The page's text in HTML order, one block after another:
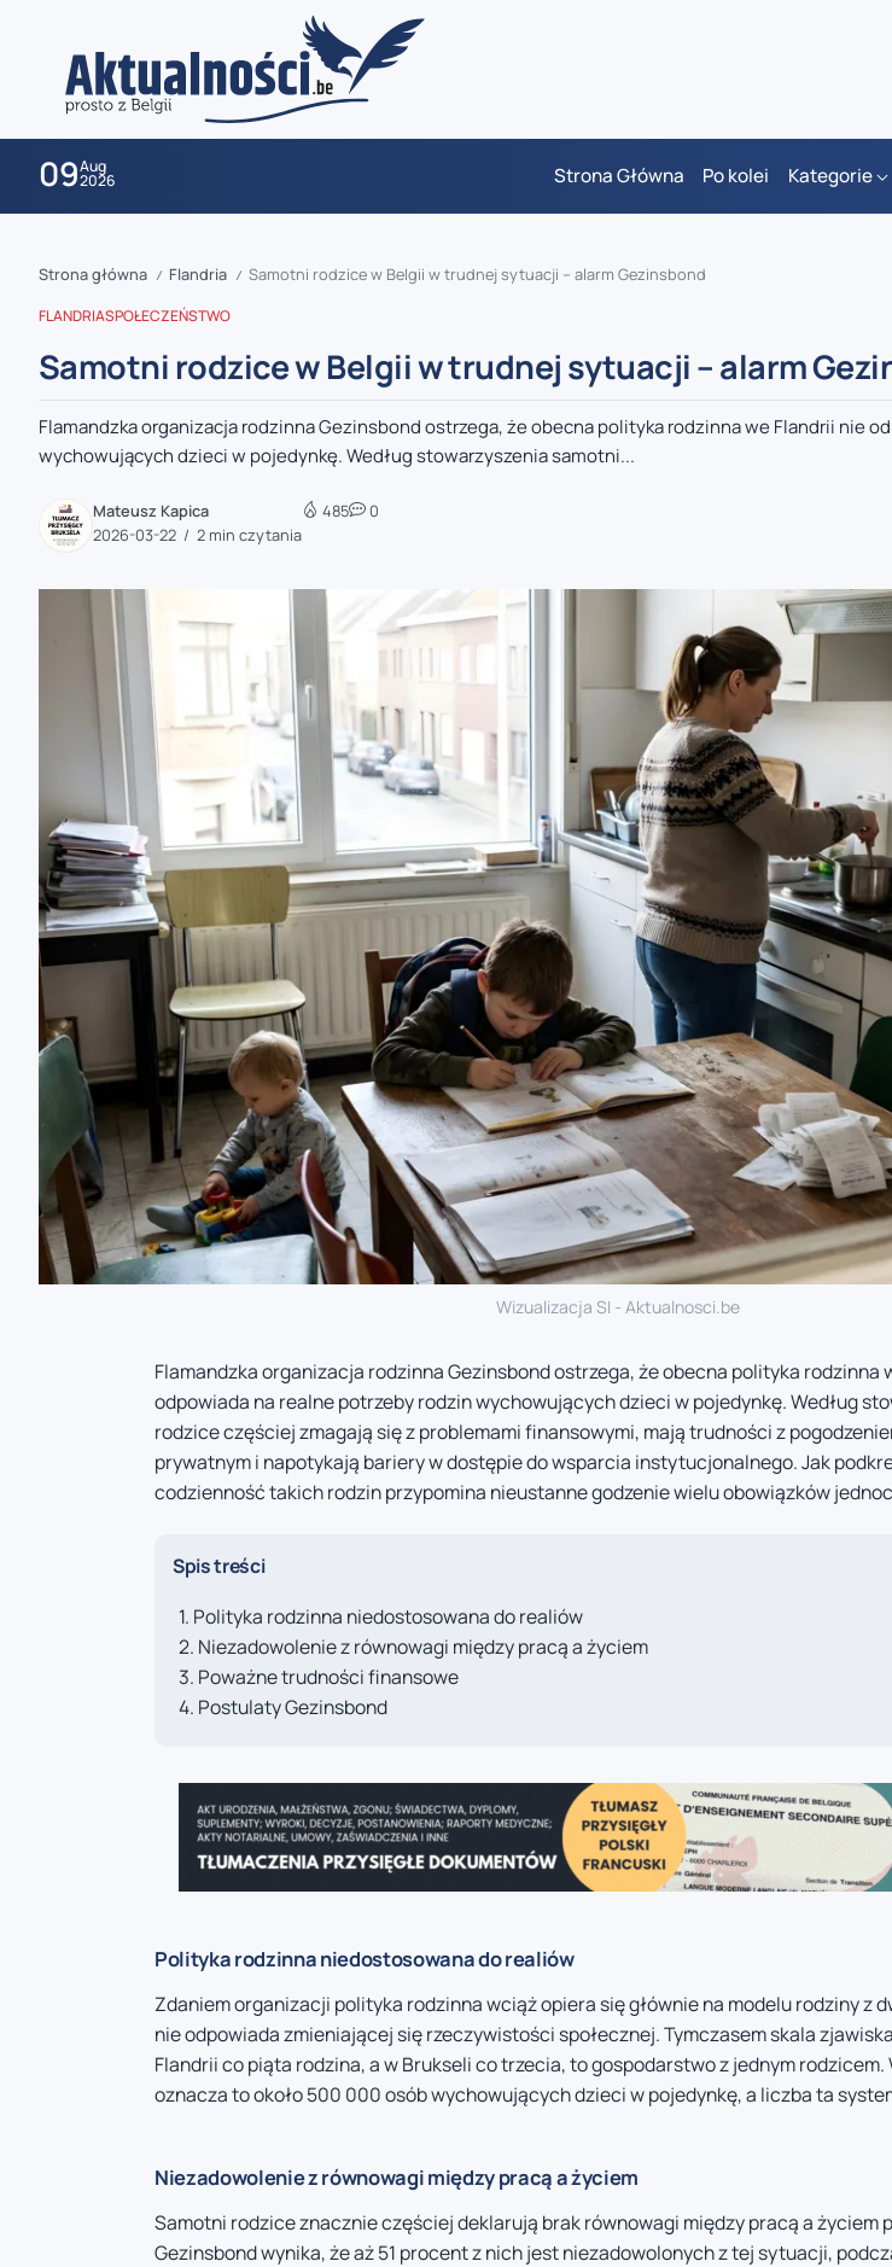
09Aug
2026 Strona Główna Po kolei Kategorie
zaobserwuj nas
zaobserwuj nas
zaobserwuj nas
zaobserwuj nas
zaobserwuj nas
Strona główna / Flandria / Samotni rodzice w Belgii w trudnej sytuacji – alarm Gezinsbond
FLANDRIASPOŁECZEŃSTWO
Samotni rodzice w Belgii w trudnej sytuacji – alarm
Flamandzka organizacja rodzinna Gezinsbond ostrzega, że obecna polityka rodzinna we Flandrii nie
wychowujących dzieci w pojedynkę. Według stowarzyszenia samotni...
Mateusz Kapica
2026-03-22
2 min czytania
485 0
Wizualizacja SI - Aktualnosci.be
Flamandzka organizacja rodzinna Gezinsbond ostrzega, że obecna polityka rodzinna
odpowiada na realne potrzeby rodzin wychowujących dzieci w pojedynkę. Według
rodzice częściej zmagają się z problemami finansowymi, mają trudności z
prywatnym i napotykają bariery w dostępie do wsparcia instytucjonalnego. Jak
codzienność takich rodzin przypomina nieustanne godzenie wielu obowiązków
Spis treści
Polityka rodzinna niedostosowana do realiów
Niezadowolenie z równowagi między pracą a życiem
Poważne trudności finansowe
Postulaty Gezinsbond
Polityka rodzinna niedostosowana do realiów
Zdaniem organizacji polityka rodzinna wciąż opiera się głównie na modelu rodziny z
nie odpowiada zmieniającej się rzeczywistości społecznej. Tymczasem skala
Flandrii co piąta rodzina, a w Brukseli co trzecia, to gospodarstwo z jednym rodzicem.
oznacza to około 500 000 osób wychowujących dzieci w pojedynkę, a liczba ta
Niezadowolenie z równowagi między pracą a życiem
Samotni rodzice znacznie częściej deklarują brak równowagi między pracą a życiem
Gezinsbond wynika, że aż 51 procent z nich jest niezadowolonych z tej sytuacji,